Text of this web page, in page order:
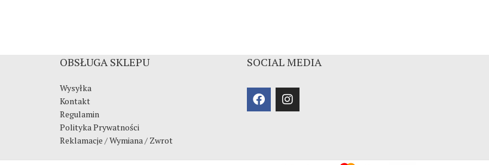
OBSŁUGA SKLEPU
Wysyłka
Kontakt
Regulamin
Polityka Prywatności
Reklamacje / Wymiana / Zwrot
SOCIAL MEDIA